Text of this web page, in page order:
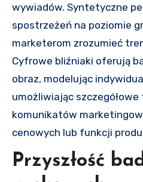
wywiadów. Syntetyczne
spostrzeżeń na poziomie
marketerom zrozumieć
Cyfrowe bliźniaki oferują
obraz, modelując
umożliwiając
komunikatów
cenowych lub funkcji
Przyszłość